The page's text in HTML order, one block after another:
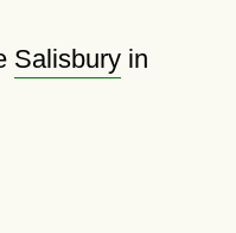
Salisburyin